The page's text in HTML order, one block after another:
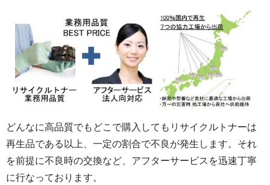
どんなに高品質でもどこで購入してもリサイクルトナーは
再生品である以上、一定の割合で不良が発生します。それ
を前提に不良時の交換など、アフターサービスを迅速丁寧
に行なっております。